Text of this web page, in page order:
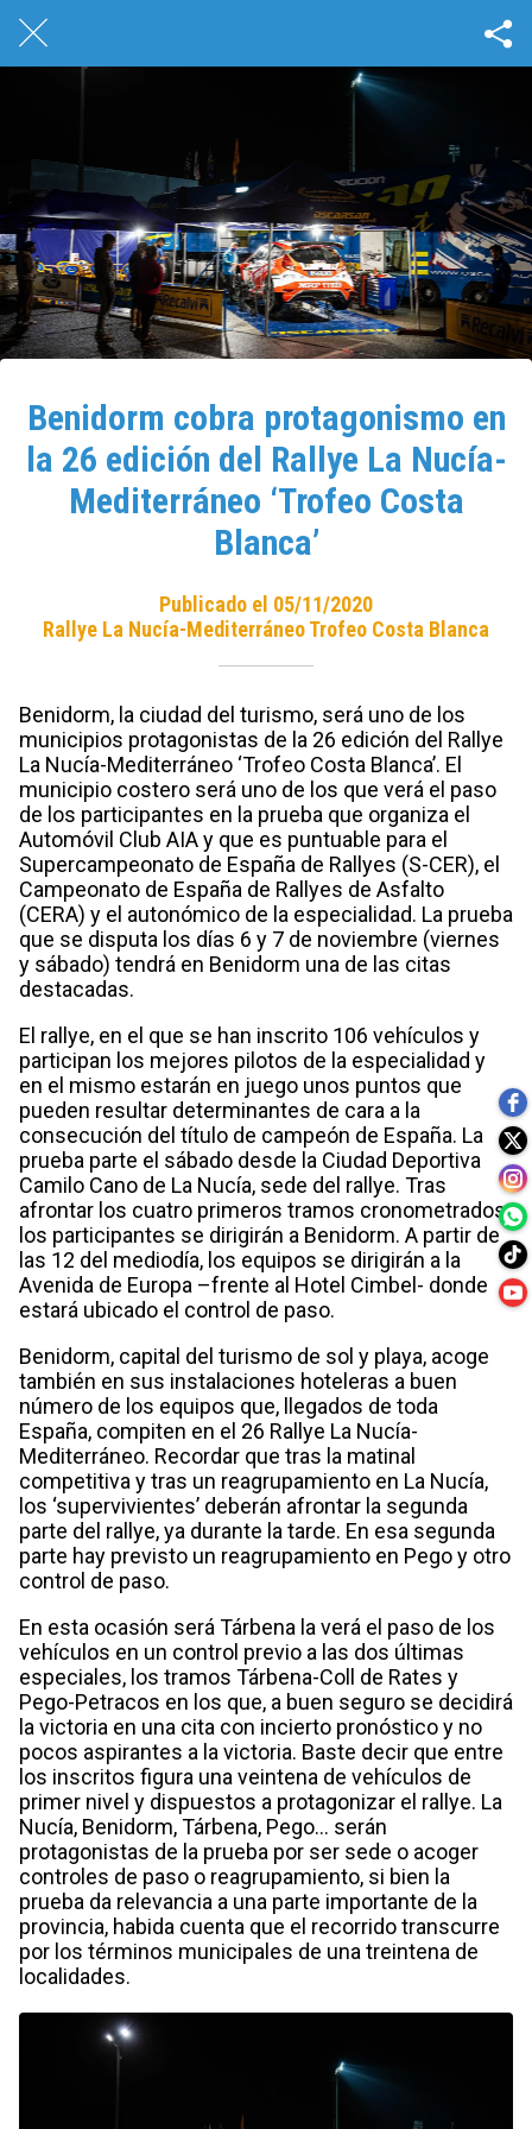
Benidorm cobra protagonismo en
la 26 edición del Rallye La Nucía-
Mediterráneo ‘Trofeo Costa
Blanca’
Publicado el 05/11/2020
Rallye La Nucía-Mediterráneo Trofeo Costa Blanca
Benidorm, la ciudad del turismo, será uno de los
municipios protagonistas de la 26 edición del Rallye
La Nucía-Mediterráneo ‘Trofeo Costa Blanca’. El
municipio costero será uno de los que verá el paso
de los participantes en la prueba que organiza el
Automóvil Club AIA y que es puntuable para el
Supercampeonato de España de Rallyes (S-CER), el
Campeonato de España de Rallyes de Asfalto
(CERA) y el autonómico de la especialidad. La prueba
que se disputa los días 6 y 7 de noviembre (viernes
y sábado) tendrá en Benidorm una de las citas
destacadas.
El rallye, en el que se han inscrito 106 vehículos y
participan los mejores pilotos de la especialidad y
en el mismo estarán en juego unos puntos que
pueden resultar determinantes de cara a la
consecución del título de campeón de España. La
prueba parte el sábado desde la Ciudad Deportiva
Camilo Cano de La Nucía, sede del rallye. Tras
afrontar los cuatro primeros tramos cronometrados,
los participantes se dirigirán a Benidorm. A partir de
las 12 del mediodía, los equipos se dirigirán a la
Avenida de Europa –frente al Hotel Cimbel- donde
estará ubicado el control de paso.
Benidorm, capital del turismo de sol y playa, acoge
también en sus instalaciones hoteleras a buen
número de los equipos que, llegados de toda
España, compiten en el 26 Rallye La Nucía-
Mediterráneo. Recordar que tras la matinal
competitiva y tras un reagrupamiento en La Nucía,
los ‘supervivientes’ deberán afrontar la segunda
parte del rallye, ya durante la tarde. En esa segunda
parte hay previsto un reagrupamiento en Pego y otro
control de paso.
En esta ocasión será Tárbena la verá el paso de los
vehículos en un control previo a las dos últimas
especiales, los tramos Tárbena-Coll de Rates y
Pego-Petracos en los que, a buen seguro se decidirá
la victoria en una cita con incierto pronóstico y no
pocos aspirantes a la victoria. Baste decir que entre
los inscritos figura una veintena de vehículos de
primer nivel y dispuestos a protagonizar el rallye. La
Nucía, Benidorm, Tárbena, Pego… serán
protagonistas de la prueba por ser sede o acoger
controles de paso o reagrupamiento, si bien la
prueba da relevancia a una parte importante de la
provincia, habida cuenta que el recorrido transcurre
por los términos municipales de una treintena de
localidades.